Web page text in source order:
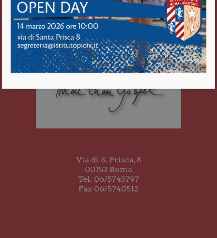
Via di S. Prisca, 8
00153 Roma
Tel. 06/5743797
Fax 06/5740512